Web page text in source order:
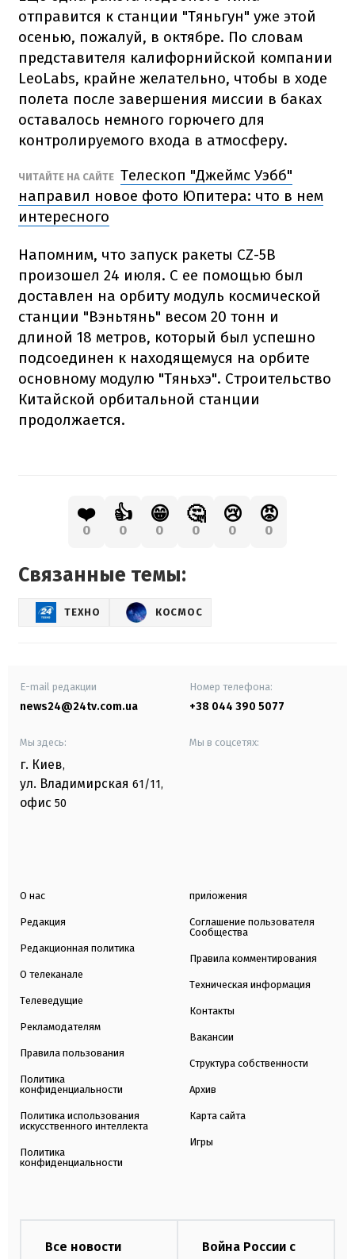
отправится к станции "Тяньгун" уже этой
осенью, пожалуй, в октябре. По словам
представителя калифорнийской компании
LeoLabs, крайне желательно, чтобы в ходе
полета после завершения миссии в баках
оставалось немного горючего для
контролируемого входа в атмосферу.
ЧИТАЙТЕ НА САЙТЕ Телескоп "Джеймс Уэбб"
направил новое фото Юпитера: что в нем
интересного
Напомним, что запуск ракеты CZ-5B
произошел 24 июля. С ее помощью был
доставлен на орбиту модуль космической
станции "Вэньтянь" весом 20 тонн и
длиной 18 метров, который был успешно
подсоединен к находящемуся на орбите
основному модулю "Тяньхэ". Строительство
Китайской орбитальной станции
продолжается.
❤️
0
👍
0
😁
0
🤔
0
😢
0
😡
0
Связанные темы:
ТЕХНО КОСМОС
E-mail редакции
news24@24tv.com.ua
Номер телефона:
+38 044 390 5077
Мы здесь:
г. Киев,
ул. Владимирская 61/11,
офис 50
Мы в соцсетях:
О нас
Редакция
Редакционная политика
О телеканале
Телеведущие
Рекламодателям
Правила пользования
Политика
конфиденциальности
Политика использования
искусственного интеллекта
Политика
конфиденциальности
приложения
Соглашение пользователя
Сообщества
Правила комментирования
Техническая информация
Контакты
Вакансии
Структура собственности
Архив
Карта сайта
Игры
Все новости
Война России с